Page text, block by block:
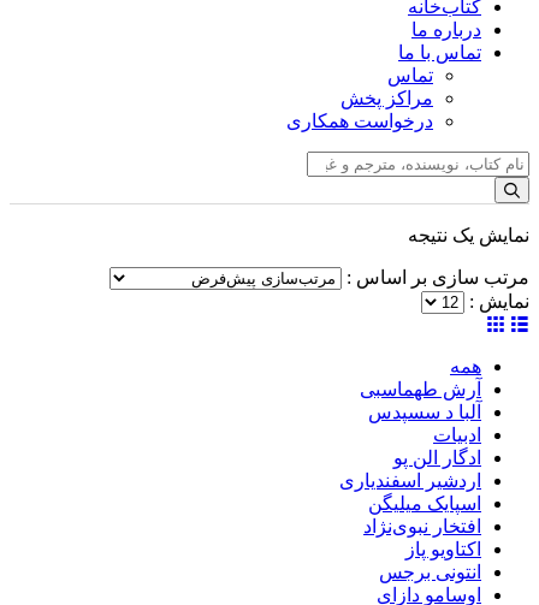
کتاب‌خانه
درباره ما
تماس با ما
تماس
مراکز پخش
درخواست همکاری
نمایش یک نتیجه
مرتب سازی بر اساس :
نمایش :
همه
آرش طهماسبی
آلبا د سسپدس
ادبیات
ادگار الن پو
اردشیر اسفندیاری
اسپایک میلیگن
افتخار نبوی‌نژاد
اکتاویو پاز
انتونی برجس
اوسامو دازای